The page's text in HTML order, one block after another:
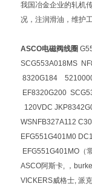
我国冶金企业的轧机
况，注润滑油，维护
ASCO电磁阀线圈
SCG553A018MS
8320G184
EF8320G200
120VDC
WSNFB327A112
EFG551G401M0
EFG551G401MO（
ASCO阿斯卡, ，
VICKERS威格士, 派